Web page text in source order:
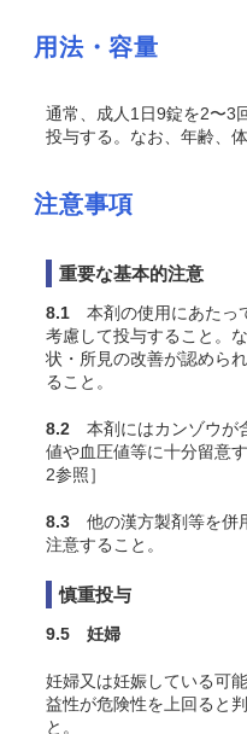
用法・容量
通常、成人1日9錠を2〜3
投与する。なお、年齢、
注意事項
重要な基本的注意
8.1 本剤の使用にあたっ
考慮して投与すること。
状・所見の改善が認めら
ること。
8.2 本剤にはカンゾウが
値や血圧値等に十分留意
2参照］
8.3 他の漢方製剤等を併
注意すること。
慎重投与
9.5 妊婦
妊婦又は妊娠している可
益性が危険性を上回ると
と。